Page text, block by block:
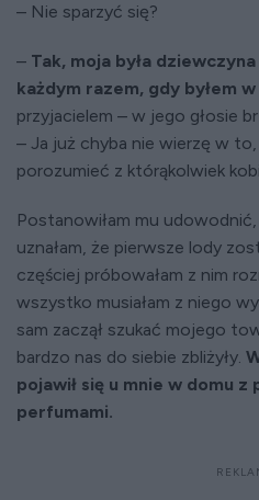
– Nie sparzyć się?
– Tak, moja była
każdym razem, gdy byłem
przyjacielem – w jego głosie
– Ja już chyba nie wierzę w to,
porozumieć z którąkolwiek
Postanowiłam mu
uznałam, że pierwsze lody
częściej próbowałam z nim
wszystko musiałam z niego
sam zaczął szukać mojego
bardzo nas do siebie zbliżyły.
pojawił się u mnie w domu z
perfumami.